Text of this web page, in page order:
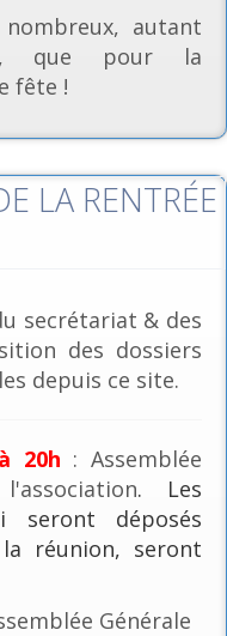
autant
que pour la
fête !
LA RENTRÉE
secrétariat & des
des dossiers
depuis ce site.
20h : Assemblée
. Les
seront déposés
réunion, seront
Générale